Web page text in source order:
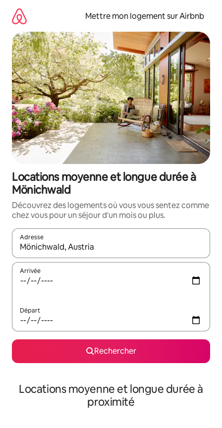
directement
contenu
Mettre mon logement sur Airbnb
Locations moyenne et longue durée à
Mönichwald
Découvrez des logements où vous vous sentez comme
chez vous pour un séjour d'un mois ou plus.
Adresse
Lorsque les résultats s'affichent, utilisez les flèches vers le
Arrivée
Départ
Rechercher
Locations moyenne et longue durée à
proximité